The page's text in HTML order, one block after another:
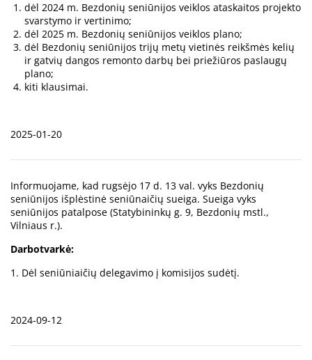
dėl 2024 m. Bezdonių seniūnijos veiklos ataskaitos projekto
svarstymo ir vertinimo;
dėl 2025 m. Bezdonių seniūnijos veiklos plano;
dėl Bezdonių seniūnijos trijų metų vietinės reikšmės kelių
ir gatvių dangos remonto darbų bei priežiūros paslaugų
plano;
kiti klausimai.
2025-01-20
Informuojame, kad rugsėjo 17 d. 13 val. vyks Bezdonių
seniūnijos išplėstinė seniūnaičių sueiga. Sueiga vyks
seniūnijos patalpose (Statybininkų g. 9, Bezdonių mstl.,
Vilniaus r.).
Darbotvarkė:
1. Dėl seniūniaičių delegavimo į komisijos sudėtį.
2024-09-12